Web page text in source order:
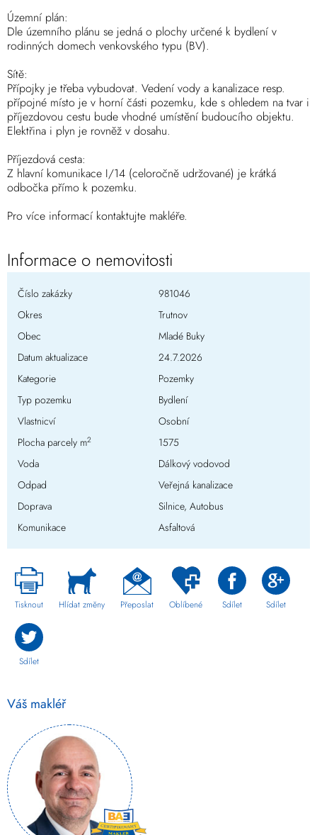
Územní plán:
Dle územního plánu se jedná o plochy určené k bydlení v
rodinných domech venkovského typu (BV).
Sítě:
Přípojky je třeba vybudovat. Vedení vody a kanalizace resp.
přípojné místo je v horní části pozemku, kde s ohledem na tvar i
příjezdovou cestu bude vhodné umístění budoucího objektu.
Elektřina i plyn je rovněž v dosahu.
Příjezdová cesta:
Z hlavní komunikace I/14 (celoročně udržované) je krátká
odbočka přímo k pozemku.
Pro více informací kontaktujte makléře.
Informace o nemovitosti
Číslo zakázky
981046
Okres
Trutnov
Obec
Mladé Buky
Datum aktualizace
24.7.2026
Kategorie
Pozemky
Typ pozemku
Bydlení
Vlastnicví
Osobní
Plocha parcely m2
1575
Voda
Dálkový vodovod
Odpad
Veřejná kanalizace
Doprava
Silnice, Autobus
Komunikace
Asfaltová
Tisknout Hlídat změny Přeposlat Oblíbené Sdílet Sdílet
Sdílet
Váš makléř